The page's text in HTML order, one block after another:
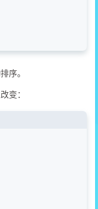
序。
变：